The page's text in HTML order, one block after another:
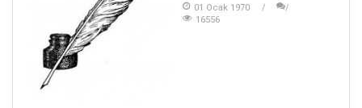
01 Ocak 1970
16556